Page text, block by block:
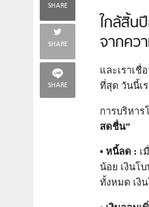
SHARE
SHARE
SHARE
ใกล้สิ้น
จากคว
และเราเ
ที่สุด วันนี้เ
การบริหาร
สดชื่น”
• หนี้ลด : เ
น้อย เงินโ
ทั้งหมด เงิ